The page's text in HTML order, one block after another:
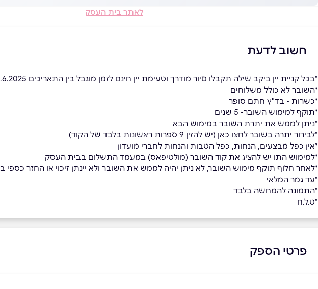
לאתר בית העסק
חשוב לדעת
*בכל קניית יין ביקב שילה תקבלו סיור מודרך וטעימת יין חינם לזמן מוגבל בין התאריכים 15.3.2025-15.6.2025
*השובר לא כולל משלוחים
*כשרות - בד"ץ חתם סופר
*תוקף למימוש השובר- 5 שנים
*ניתן לממש את יתרת השובר במימוש הבא
*לבירור יתרה בשובר לחצו כאן (יש להזין 9 ספרות ראשונות בלבד של הקוד)
*אין כפל מבצעים, הנחות, כפל הטבות והנחות לחברי מועדון
*למימוש התו יש להציג את קוד השובר (מולטיפאס) במעמד התשלום בבית העסק
*לאחר חלוף תוקף מימוש השובר, לא ניתן יהיה לממש את השובר ולא יינתן זיכוי או החזר כספי
*עד גמר המלאי
*התמונה להמחשה בלבד
*ט.ל.ח
פרטי הספק